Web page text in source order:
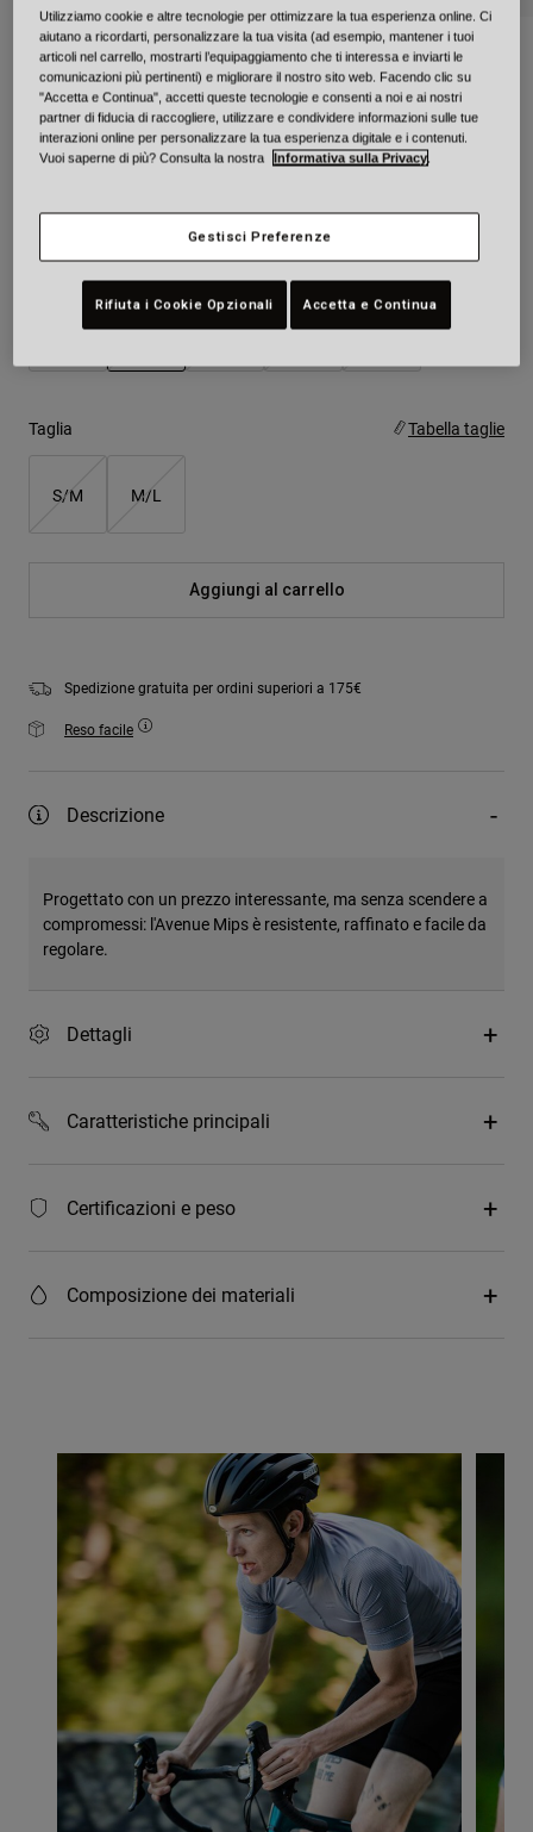
Avenue Mips
Prodotto n.34312
Price reduced from
€ 89.95to€ 62.96 30% OFF
Colore -Grigio
Taglia Tabella taglie
S/M M/L
Aggiungi al carrello
Spedizione gratuita per ordini superiori a 175€
Reso facile
Descrizione
Progettato con un prezzo interessante, ma senza scendere a
compromessi: l'Avenue Mips è resistente, raffinato e facile da
regolare.
Dettagli
Caratteristiche principali
Certificazioni e peso
Composizione dei materiali
Utilizziamo cookie e altre tecnologie per ottimizzare la tua esperienza online. Ci
aiutano a ricordarti, personalizzare la tua visita (ad esempio, mantener i tuoi
articoli nel carrello, mostrarti l’equipaggiamento che ti interessa e inviarti le
comunicazioni più pertinenti) e migliorare il nostro sito web. Facendo clic su
"Accetta e Continua", accetti queste tecnologie e consenti a noi e ai nostri
partner di fiducia di raccogliere, utilizzare e condividere informazioni sulle tue
interazioni online per personalizzare la tua esperienza digitale e i contenuti.
Vuoi saperne di più? Consulta la nostra
Informativa sulla Privacy.
Gestisci Preferenze
Rifiuta i Cookie Opzionali Accetta e Continua